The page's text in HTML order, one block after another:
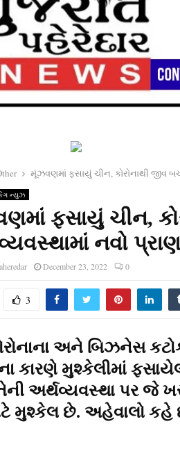
મૂંઝવણમાં ફસાયું ચીન, કોરોનાથી જીવ
ન્યુઝ
ફસાયું ચીન,
નવો
December 23, 2022 0
3
અને બિઝનેસ
કારણે મુશ્કેલીમાં
અર્થવ્યવસ્થા પર જે
મુશ્કેલ છે. અહેવાલો કહે